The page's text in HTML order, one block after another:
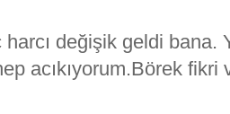
değişik geldi bana.
acıkıyorum.Börek fikri